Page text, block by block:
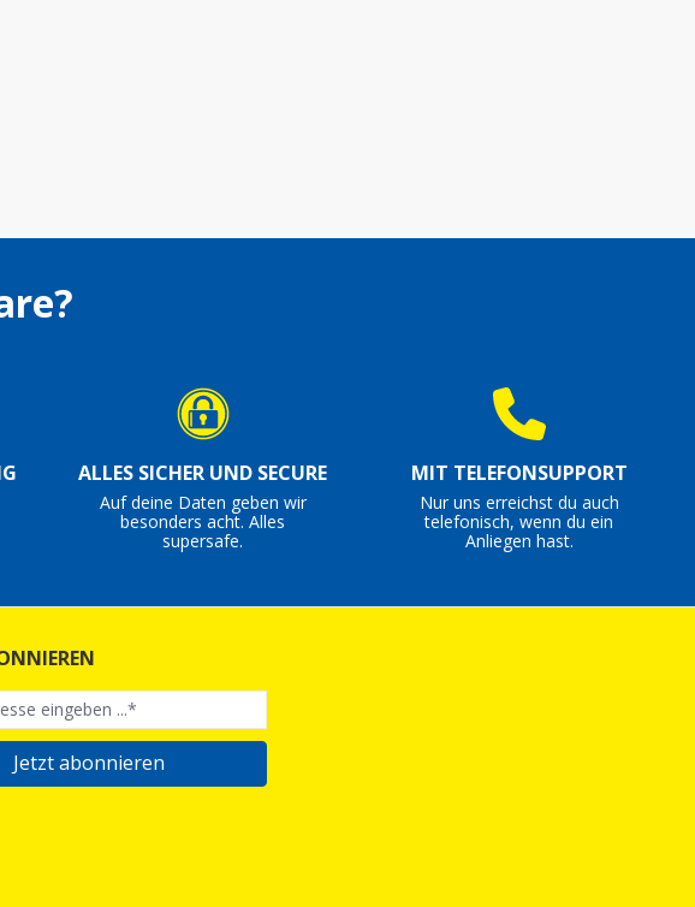
ALLES SICHER UND SECURE
Auf deine Daten geben wir
besonders acht. Alles
supersafe.
MIT TELEFONSUPPORT
Nur uns erreichst du auch
telefonisch, wenn du ein
Anliegen hast.
Jetzt abonnieren